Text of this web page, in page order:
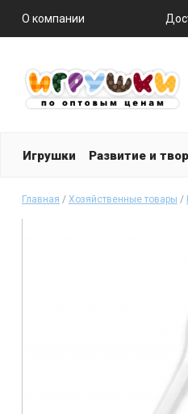
О компании
Игрушки Развитие и
Главная / Хозяйственные товары /